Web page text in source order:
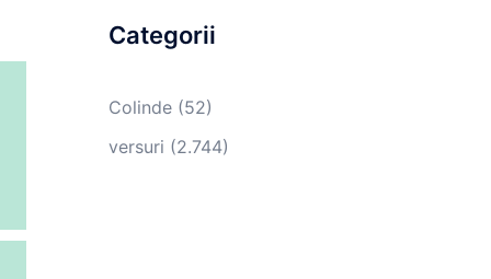
Categorii
Colinde(52)
versuri (2.744)